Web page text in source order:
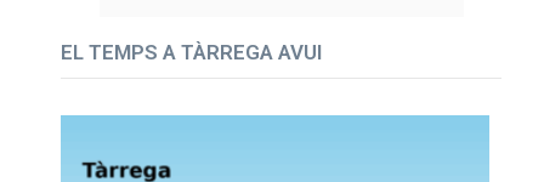
EL TEMPS A TÀRREGA AVUI